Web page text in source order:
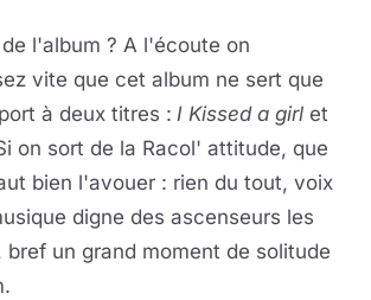
l'album ? A l'écoute on
vite que cet album ne sert que
à deux titres : I Kissed a girl et
on sort de la Racol' attitude, que
bien l'avouer : rien du tout, voix
digne des ascenseurs les
bref un grand moment de solitude